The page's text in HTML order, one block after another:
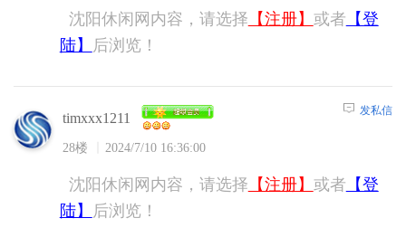
沈阳休闲网内容，请选择 【注册】 或者 【登
陆】
后浏览！
timxxx1211
28楼 2024/7/10 16:36:00
发私信
沈阳休闲网内容，请选择 【注册】 或者 【登
陆】
后浏览！